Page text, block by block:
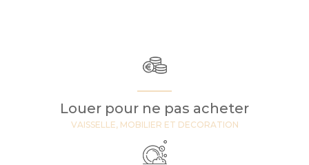
Louer pour ne pas acheter
VAISSELLE, MOBILIER ET DECORATION